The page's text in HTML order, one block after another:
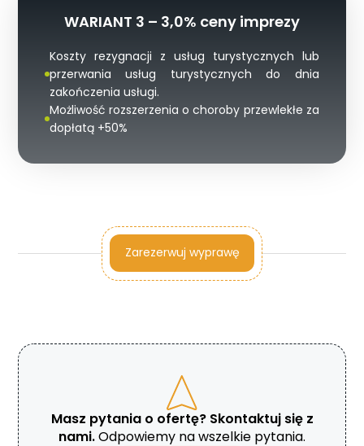
WARIANT 3 – 3,0% ceny imprezy
Koszty rezygnacji z usług turystycznych lub
przerwania usług turystycznych do dnia
zakończenia usługi.
Możliwość rozszerzenia o choroby przewlekłe za
dopłatą +50%
Zarezerwuj wyprawę
Masz pytania o ofertę? Skontaktuj się z
nami.Odpowiemy na wszelkie pytania.